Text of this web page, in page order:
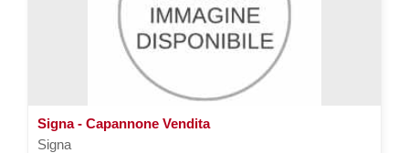
Signa - Capannone Vendita
Signa